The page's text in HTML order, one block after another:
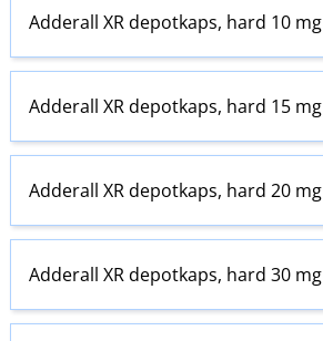
Adderall XR depotkaps, hard 10 mg
Adderall XR depotkaps, hard 15 mg
Adderall XR depotkaps, hard 20 mg
Adderall XR depotkaps, hard 30 mg